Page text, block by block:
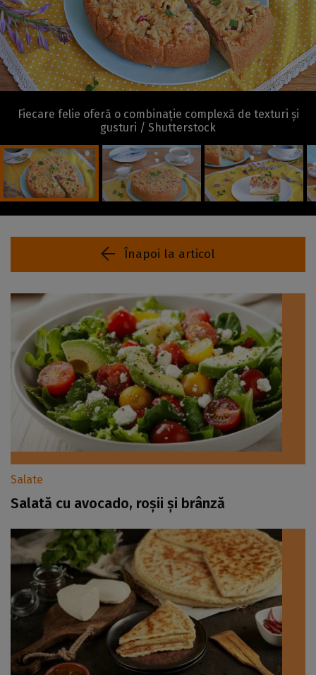
Fiecare felie oferă o combinație complexă de texturi și
gusturi / Shutterstock
Înapoi la articol
Salate
Salată cu avocado, roșii și brânză